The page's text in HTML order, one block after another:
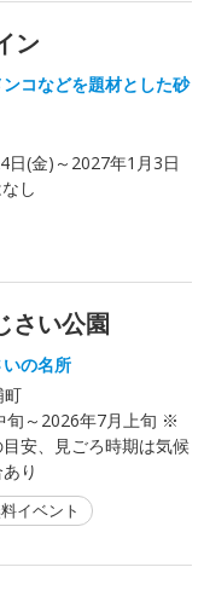
ン
コなどを題材とした砂
日(金)～2027年1月3日
し
さい公園
の名所
町
旬～2026年7月上旬 ※
安、見ごろ時期は気候
り
イベント